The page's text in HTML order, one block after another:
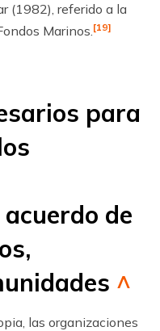
(1982), referido a la
Marinos.[19]
para
de
^
las organizaciones